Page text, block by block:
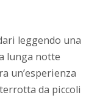
leggendo una
lunga notte
un’esperienza
da piccoli